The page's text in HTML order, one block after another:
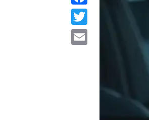
Facebook
Twitter